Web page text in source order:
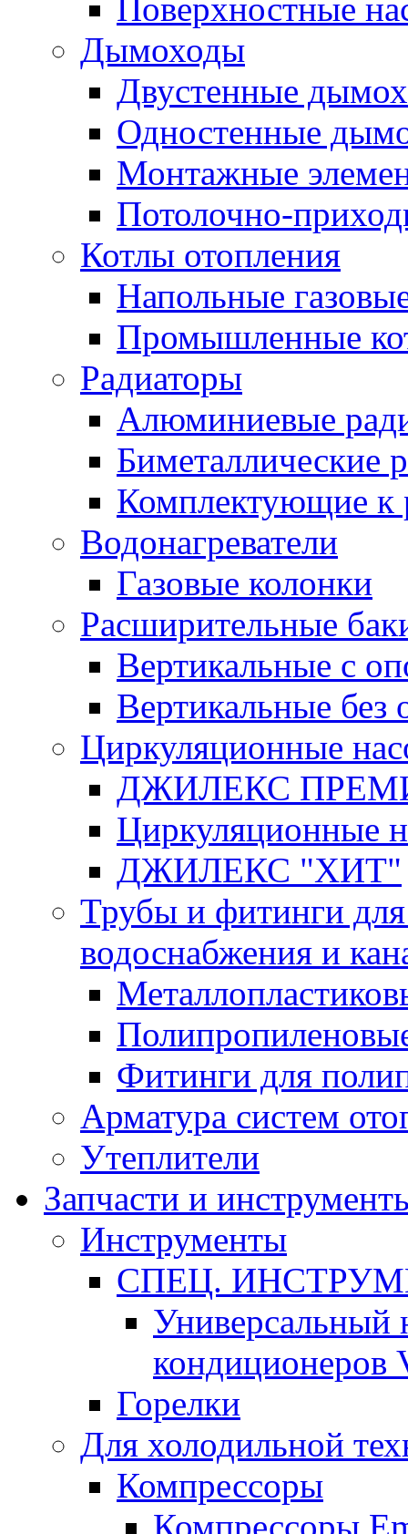
Поверхностные
Дымоходы
Двустенные
Одностенные
Монтажные
Потолочно-
Котлы отопления
Напольные
Промышленные
Радиаторы
Алюминиевые
Биметаллические
Комплектующие к
Водонагреватели
Газовые колонки
Расширительные
Вертикальные с
Вертикальные без
Циркуляционные
ДЖИЛЕКС
Циркуляционные
ДЖИЛЕКС "ХИТ"
Трубы и фитинги
водоснабжения и
Фитинги для
Арматура систем
Утеплители
Запчасти и
Инструменты
СПЕЦ.
Универсальный
кондиционеров
Горелки
Для холодильной
Компрессоры
Компрессоры